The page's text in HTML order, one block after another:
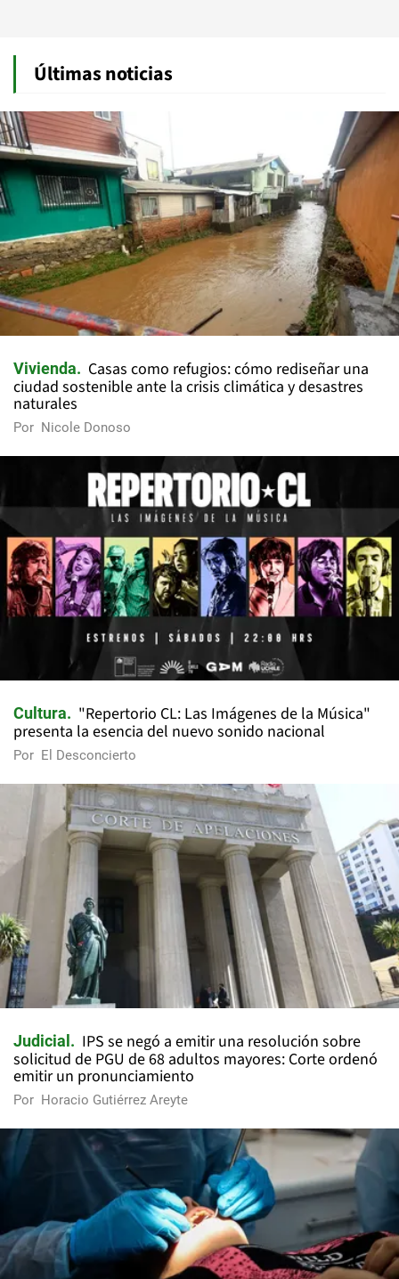
Últimas noticias
Vivienda
Casas como refugios: cómo rediseñar una
ciudad sostenible ante la crisis climática y desastres
naturales
Por Nicole Donoso
Cultura
"Repertorio CL: Las Imágenes de la Música"
presenta la esencia del nuevo sonido nacional
Por El Desconcierto
Judicial
IPS se negó a emitir una resolución sobre
solicitud de PGU de 68 adultos mayores: Corte ordenó
emitir un pronunciamiento
Por Horacio Gutiérrez Areyte